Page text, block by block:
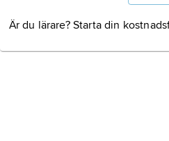
Är du lärare? Starta din